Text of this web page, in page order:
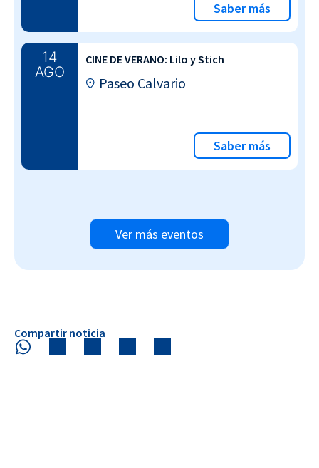
Saber más
14
AGO
CINE DE VERANO: Lilo y Stich
Paseo Calvario
Saber más
Ver más eventos
Compartir noticia